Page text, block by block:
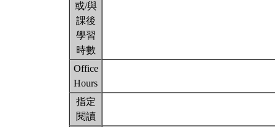
或/與
課後
學習
時數
Office
Hours
指定
閱讀